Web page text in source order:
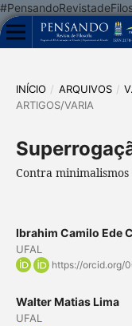
INÍCIO / ARQUIVOS /
ARTIGOS/VARIA
Contra minimalismos
Ibrahim Camilo Ede
UFAL
https://orcid.org/
Walter Matias Lima
UFAL